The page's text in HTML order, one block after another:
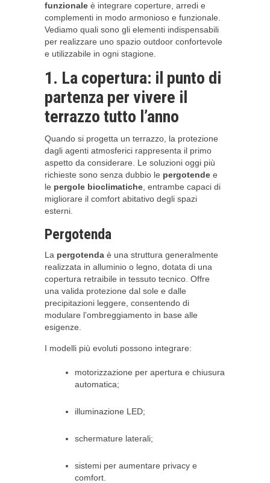
funzionale è integrare coperture, arredi e
complementi in modo armonioso e funzionale.
Vediamo quali sono gli elementi indispensabili
per realizzare uno spazio outdoor confortevole
e utilizzabile in ogni stagione.
1. La copertura: il punto di
partenza per vivere il
terrazzo tutto l’anno
Quando si progetta un terrazzo, la protezione
dagli agenti atmosferici rappresenta il primo
aspetto da considerare. Le soluzioni oggi più
richieste sono senza dubbio le pergotende e
le pergole bioclimatiche , entrambe capaci di
migliorare il comfort abitativo degli spazi
esterni.
Pergotenda
La pergotenda è una struttura generalmente
realizzata in alluminio o legno, dotata di una
copertura retraibile in tessuto tecnico. Offre
una valida protezione dal sole e dalle
precipitazioni leggere, consentendo di
modulare l’ombreggiamento in base alle
esigenze.
I modelli più evoluti possono integrare:
motorizzazione per apertura e chiusura
automatica;
illuminazione LED;
schermature laterali;
sistemi per aumentare privacy e
comfort.